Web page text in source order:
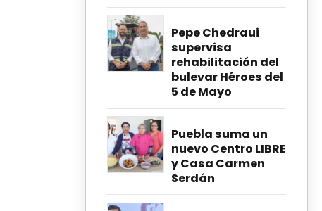
Pepe Chedraui
supervisa
rehabilitación del
bulevar Héroes del
5 de Mayo
Puebla suma un
nuevo Centro LIBRE
y Casa Carmen
Serdán